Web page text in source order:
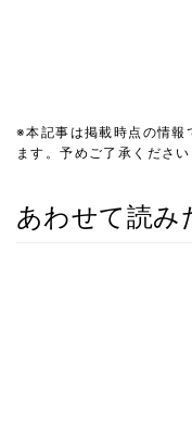
※本記事は掲載時点の情報
ます。予めご了承ください
あわせて読み